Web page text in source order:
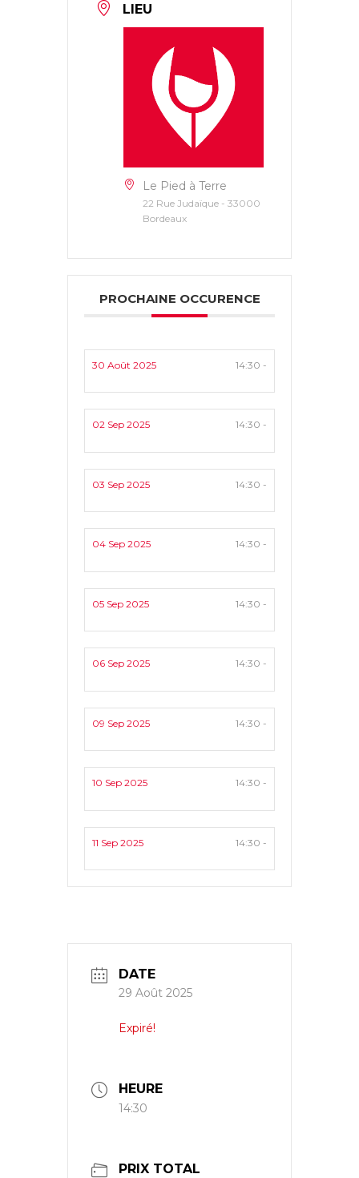
LIEU
Le Pied à Terre
22 Rue Judaïque - 33000
Bordeaux
PROCHAINE OCCURENCE
30 Août 2025 14:30 -
02 Sep 2025 14:30 -
03 Sep 2025 14:30 -
04 Sep 2025 14:30 -
05 Sep 2025 14:30 -
06 Sep 2025 14:30 -
09 Sep 2025 14:30 -
10 Sep 2025 14:30 -
11 Sep 2025 14:30 -
DATE
29 Août 2025
Expiré!
HEURE
14:30
PRIX TOTAL